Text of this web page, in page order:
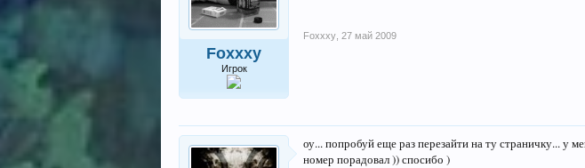
Foxxxy
Игрок
Foxxxy 27 май 2009
оу... попробуй еще раз перезайти на ту страничку... у
номер порадовал )) спосибо )